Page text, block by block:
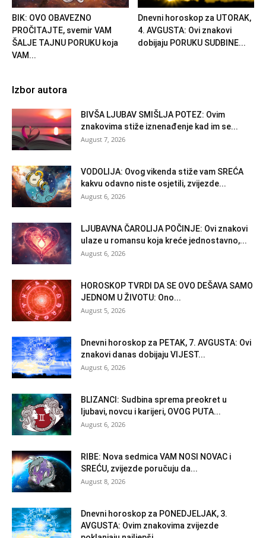
BIK: OVO OBAVEZNO
PROČITAJTE, svemir VAM
ŠALJE TAJNU PORUKU koja
VAM...
Dnevni horoskop za UTORAK,
4. AVGUSTA: Ovi znakovi
dobijaju PORUKU SUDBINE...
Izbor autora
BIVŠA LJUBAV SMIŠLJA POTEZ: Ovim
znakovima stiže iznenađenje kad im se...
August 7, 2026
VODOLIJA: Ovog vikenda stiže vam SREĆA
kakvu odavno niste osjetili, zvijezde...
August 6, 2026
LJUBAVNA ČAROLIJA POČINJE: Ovi znakovi
ulaze u romansu koja kreće jednostavno,...
August 6, 2026
HOROSKOP TVRDI DA SE OVO DEŠAVA SAMO
JEDNOM U ŽIVOTU: Ono...
August 5, 2026
Dnevni horoskop za PETAK, 7. AVGUSTA: Ovi
znakovi danas dobijaju VIJEST...
August 6, 2026
BLIZANCI: Sudbina sprema preokret u
ljubavi, novcu i karijeri, OVOG PUTA...
August 6, 2026
RIBE: Nova sedmica VAM NOSI NOVAC i
SREĆU, zvijezde poručuju da...
August 8, 2026
Dnevni horoskop za PONEDJELJAK, 3.
AVGUSTA: Ovim znakovima zvijezde